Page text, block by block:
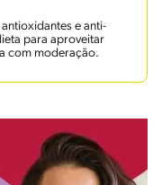
e anti-
para aproveitar
com moderação.